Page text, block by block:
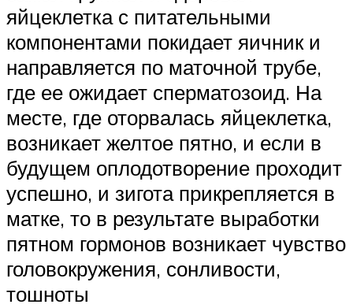
яйцеклетка с питательными
компонентами покидает яичник и
направляется по маточной трубе,
где ее ожидает сперматозоид. На
месте, где оторвалась яйцеклетка,
возникает желтое пятно, и если в
будущем оплодотворение проходит
успешно, и зигота прикрепляется в
матке, то в результате выработки
пятном гормонов возникает чувство
головокружения, сонливости,
тошноты